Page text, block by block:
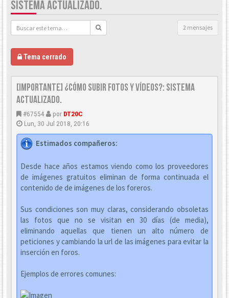
SISTEMA ACTUALIZADO.
2 mensajes
Tema cerrado
[IMPORTANTE] ¿Cómo subir FOTOS y VÍDEOS?: Sistema
actualizado.
#67554 por DT20C
Lun, 30 Jul 2018, 20:16
Estimados compañeros:
Desde hace años estamos viendo como los proveedores
de imágenes gratuitos eliminan de forma continuada el
contenido de de imágenes de los foreros.
Sus condiciones son muy claras, considerando obsoletas
las fotos que no se visitan en 30 días (de media),
eliminando aquellas que tienen un alto número de
peticiones y cambiando la url de las imágenes para evitar la
inserción en foros.
Ejemplos de errores comunes: